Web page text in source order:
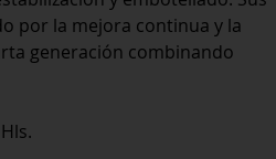
por la mejora continua y la
generación combinando